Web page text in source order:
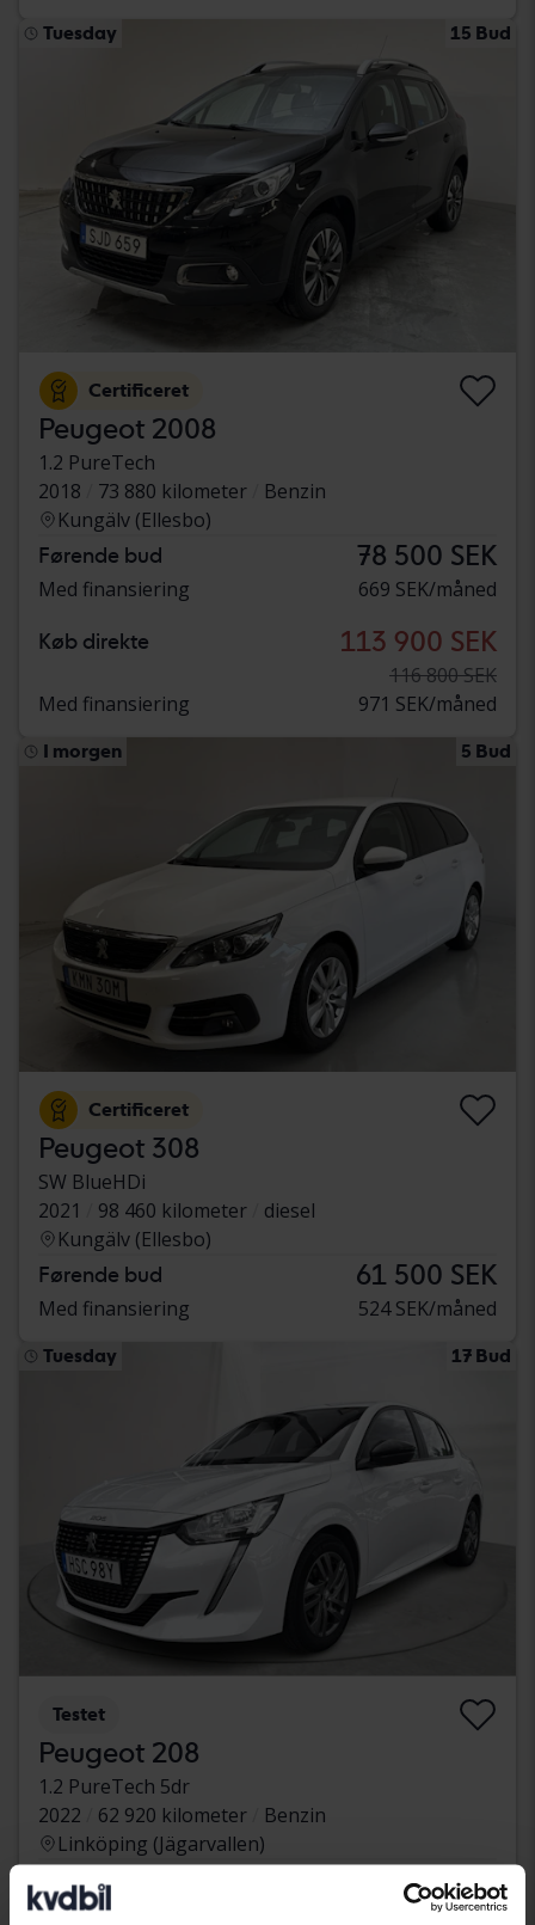
Tuesday 15 Bud
Certificeret
Peugeot 2008
1.2 PureTech
2018
73 880 kilometer
Benzin
Kungälv (Ellesbo)
Førende bud 78 500 SEK
Med finansiering 669 SEK/måned
Køb direkte 113 900 SEK
116 800 SEK
Med finansiering
971 SEK/måned
I morgen 5 Bud
Certificeret
Peugeot 308
SW BlueHDi
2021
98 460 kilometer
diesel
Kungälv (Ellesbo)
Førende bud 61 500 SEK
Med finansiering 524 SEK/måned
Tuesday 17 Bud
Testet
Peugeot 208
1.2 PureTech 5dr
2022
62 920 kilometer
Benzin
Linköping (Jägarvallen)
Førende bud 46 500 SEK
Med finansiering 397 SEK/måned